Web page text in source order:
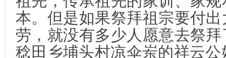
本。但是如果祭拜祖宗要付
劳，就没有多少人愿意去祭
稔田乡埔头村凉伞岽的祥云